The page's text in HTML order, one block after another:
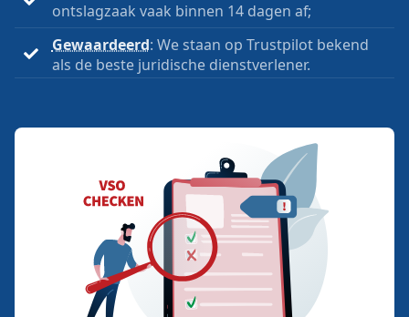
ontslagzaak vaak binnen 14 dagen af;
Gewaardeerd: We staan op Trustpilot bekend
als de beste juridische dienstverlener.